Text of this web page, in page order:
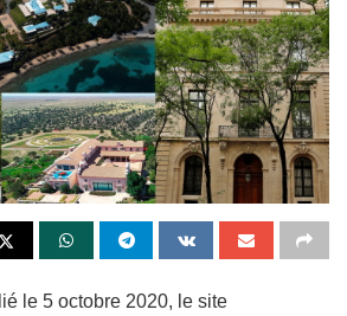
le 5 octobre 2020, le site